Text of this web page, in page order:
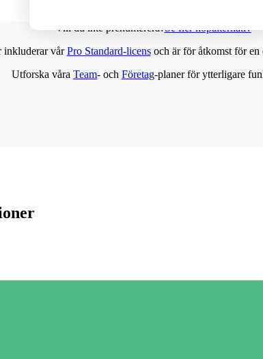
Vill du inte prenumerera?Se fler köpalternativ
inkluderar vårPro Standard-licensoch är för åtkomst för en
Utforska våra Team- och Företag-planer för ytterligare